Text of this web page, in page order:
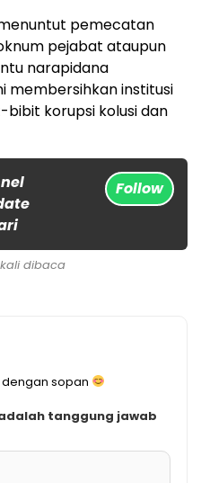
pemecatan
pejabat ataupun
narapidana
membersihkan institusi
korupsi kolusi dan
Follow
dibaca
sopan
tanggung jawab